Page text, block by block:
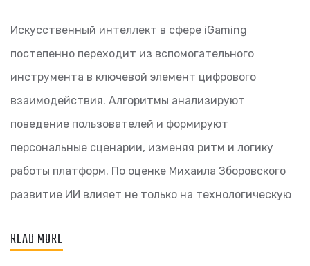
Искусственный интеллект в сфере iGaming
постепенно переходит из вспомогательного
инструмента в ключевой элемент цифрового
взаимодействия. Алгоритмы анализируют
поведение пользователей и формируют
персональные сценарии, изменяя ритм и логику
работы платформ. По оценке Михаила Зборовского
развитие ИИ влияет не только на технологическую
READ MORE